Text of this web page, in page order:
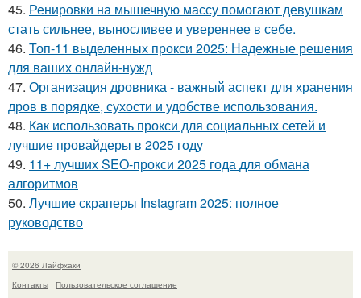
45. Ренировки на мышечную массу помогают девушкам
стать сильнее, выносливее и увереннее в себе.
46. Топ-11 выделенных прокси 2025: Надежные решения
для ваших онлайн-нужд
47. Организация дровника - важный аспект для хранения
дров в порядке, сухости и удобстве использования.
48. Как использовать прокси для социальных сетей и
лучшие провайдеры в 2025 году
49. 11+ лучших SEO-прокси 2025 года для обмана
алгоритмов
50. Лучшие скраперы Instagram 2025: полное
руководство
© 2026 Лайфхаки
Контакты
Пользовательское соглашение